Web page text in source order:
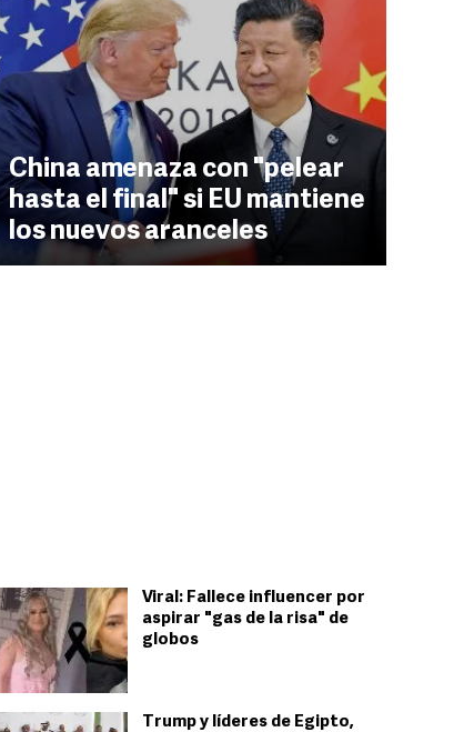
China amenaza con "pelear
hasta el final" si EU mantiene
los nuevos aranceles
Viral: Fallece influencer por
aspirar "gas de la risa" de
globos
Trump y líderes de Egipto,